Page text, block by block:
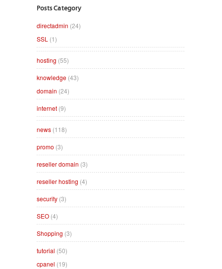
Posts Category
directadmin (24)
SSL (1)
hosting (55)
knowledge (43)
domain (24)
internet (9)
news (118)
promo (3)
reseller domain (3)
reseller hosting (4)
security (3)
SEO (4)
Shopping (3)
tutorial (50)
cpanel (19)